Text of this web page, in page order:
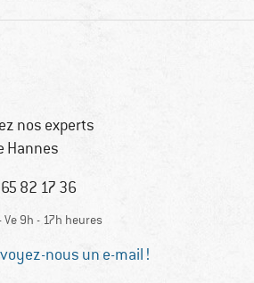
nos experts
Hannes
82 17 36
Ve 9h - 17h heures
nous un e-mail !